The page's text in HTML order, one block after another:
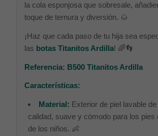
la cola esponjosa que sobresale,
toque de ternura y diversión. 🌰
¡Haz que cada paso de tu hija sea
las botas Titanitos Ardilla! 🌈👣
Referencia: B500 Titanitos Ardilla
Características:
Material: Exterior de piel lavable de
calidad, suave y cómodo para los pies
de los niños. 👶